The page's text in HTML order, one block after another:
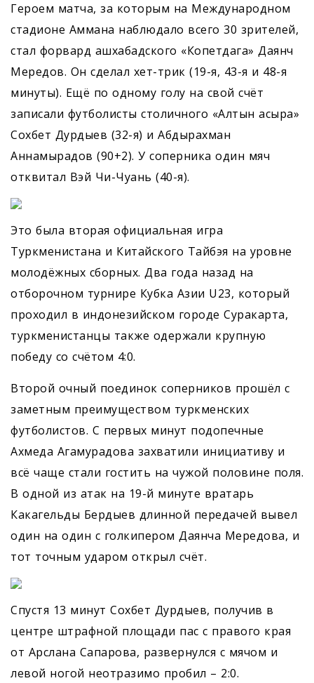
Героем матча, за которым на Международном
стадионе Аммана наблюдало всего 30 зрителей,
стал форвард ашхабадского «Копетдага» Даянч
Мередов. Он сделал хет-трик (19-я, 43-я и 48-я
минуты). Ещё по одному голу на свой счёт
записали футболисты столичного «Алтын асыра»
Сохбет Дурдыев (32-я) и Абдырахман
Аннамырадов (90+2). У соперника один мяч
отквитал Вэй Чи-Чуань (40-я).
Это была вторая официальная игра
Туркменистана и Китайского Тайбэя на уровне
молодёжных сборных. Два года назад на
отборочном турнире Кубка Азии U23, который
проходил в индонезийском городе Суракарта,
туркменистанцы также одержали крупную
победу со счётом 4:0.
Второй очный поединок соперников прошёл с
заметным преимуществом туркменских
футболистов. С первых минут подопечные
Ахмеда Агамурадова захватили инициативу и
всё чаще стали гостить на чужой половине поля.
В одной из атак на 19-й минуте вратарь
Какагельды Бердыев длинной передачей вывел
один на один с голкипером Даянча Мередова, и
тот точным ударом открыл счёт.
Спустя 13 минут Сохбет Дурдыев, получив в
центре штрафной площади пас с правого края
от Арслана Сапарова, развернулся с мячом и
левой ногой неотразимо пробил – 2:0.